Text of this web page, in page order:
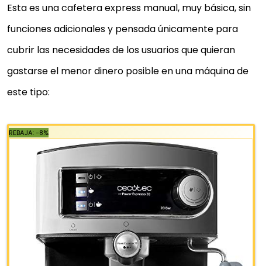
Esta es una cafetera express manual, muy básica, sin
funciones adicionales y pensada únicamente para
cubrir las necesidades de los usuarios que quieran
gastarse el menor dinero posible en una máquina de
este tipo: